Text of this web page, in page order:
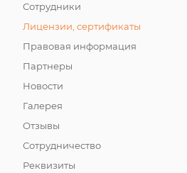
Сотрудники
Лицензии, сертификаты
Правовая информация
Партнеры
Новости
Галерея
Отзывы
Сотрудничество
Реквизиты